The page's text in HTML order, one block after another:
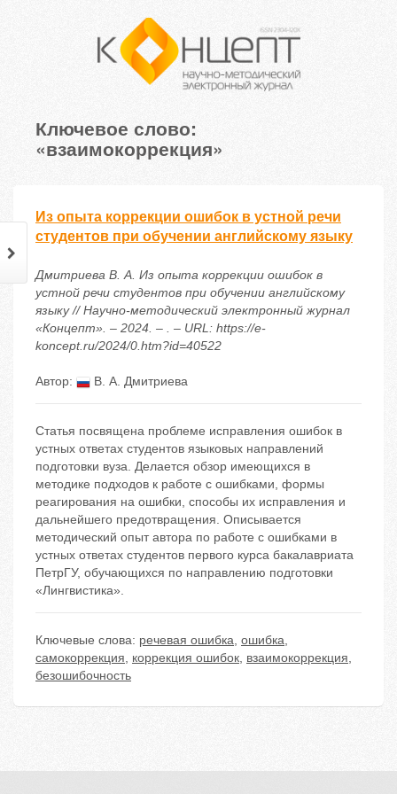
Ключевое слово:
«взаимокоррекция»
Из опыта коррекции ошибок в устной речи
студентов при обучении английскому языку
Дмитриева В. А. Из опыта коррекции ошибок в
устной речи студентов при обучении английскому
языку // Научно-методический электронный журнал
«Концепт». – 2024. – . – URL: https://e-
koncept.ru/2024/0.htm?id=40522
Автор: В. А. Дмитриева
Статья посвящена проблеме исправления ошибок в
устных ответах студентов языковых направлений
подготовки вуза. Делается обзор имеющихся в
методике подходов к работе с ошибками, формы
реагирования на ошибки, способы их исправления и
дальнейшего предотвращения. Описывается
методический опыт автора по работе с ошибками в
устных ответах студентов первого курса бакалавриата
ПетрГУ, обучающихся по направлению подготовки
«Лингвистика».
Ключевые слова: речевая ошибка, ошибка,
самокоррекция, коррекция ошибок, взаимокоррекция,
безошибочность